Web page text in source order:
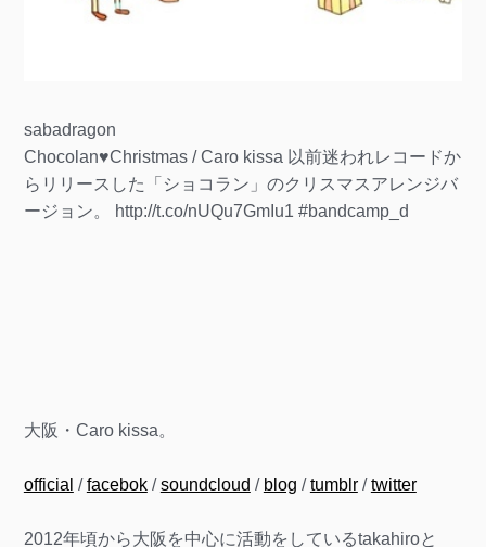
sabadragon
Chocolan♥Christmas / Caro kissa 以前迷われレコードか
らリリースした「ショコラン」のクリスマスアレンジバ
ージョン。 http://t.co/nUQu7GmIu1 #bandcamp_d
大阪・Caro kissa。
official /facebok/soundcloud / blog /tumblr/twitter
2012年頃から大阪を中心に活動をしているtakahiroと